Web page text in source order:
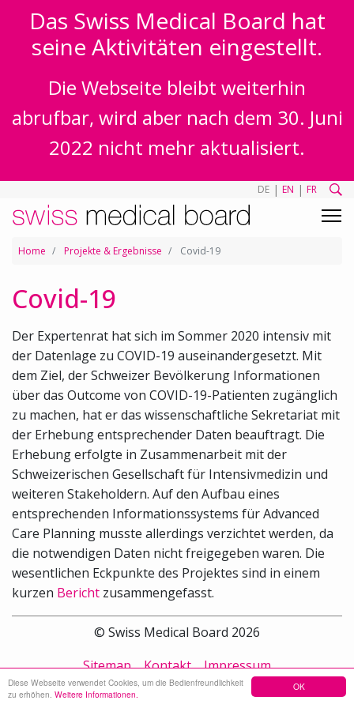
OK
Diese Webseite verwendet Cookies, um die Bedienfreundlichkeit
zu erhöhen. Weitere Informationen.
Das Swiss Medical Board hat
seine Aktivitäten eingestellt.
Die Webseite bleibt weiterhin
abrufbar, wird aber nach dem 30. Juni
2022 nicht mehr aktualisiert.
DE | EN | FR
Home Projekte & Ergebnisse Covid-19
Covid-19
Der Expertenrat hat sich im Sommer 2020 intensiv mit
der Datenlage zu COVID-19 auseinandergesetzt. Mit
dem Ziel, der Schweizer Bevölkerung Informationen
über das Outcome von COVID-19-Patienten zugänglich
zu machen, hat er das wissenschaftliche Sekretariat mit
der Erhebung entsprechender Daten beauftragt. Die
Erhebung erfolgte in Zusammenarbeit mit der
Schweizerischen Gesellschaft für Intensivmedizin und
weiteren Stakeholdern. Auf den Aufbau eines
entsprechenden Informationssystems für Advanced
Care Planning musste allerdings verzichtet werden, da
die notwendigen Daten nicht freigegeben waren. Die
wesentlichen Eckpunkte des Projektes sind in einem
kurzen Bericht zusammengefasst.
© Swiss Medical Board 2026
Sitemap
Kontakt Impressum